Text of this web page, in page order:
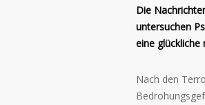
Die
untersuchen
eine glückliche
Nach den